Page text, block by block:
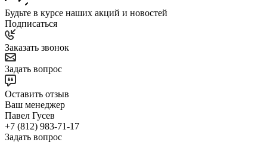
Будьте в курсе наших акций и новостей
Подписаться
Заказать звонок
Задать вопрос
Оставить отзыв
Ваш менеджер
Павел Гусев
+7 (812) 983-71-17
Задать вопрос